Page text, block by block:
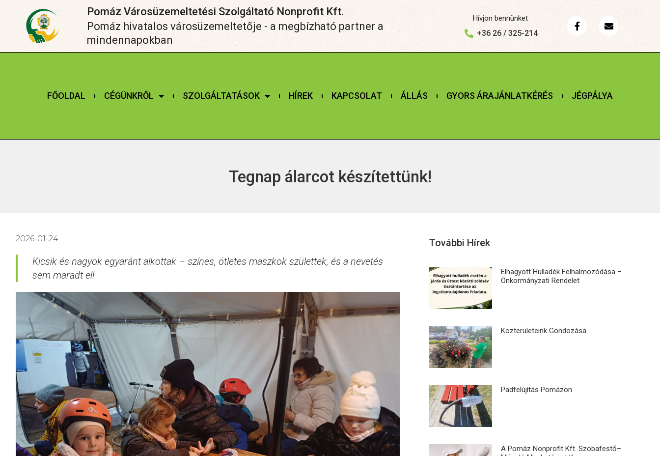
Pomáz Városüzemeltetési Szolgáltató Nonprofit Kft.
Pomáz hivatalos városüzemeltetője - a megbízható partner a
mindennapokban
Hívjon bennünket
+36 26 / 325-214
FŐOLDAL CÉGÜNKRŐL SZOLGÁLTATÁSOK HÍREK KAPCSOLAT ÁLLÁS GYORS ÁRAJÁNLATKÉRÉS JÉGPÁLYA
Tegnap álarcot készítettünk!
2026-01-24
Kicsik és nagyok egyaránt alkottak – színes, ötletes maszkok születtek, és a nevetés
sem maradt el!
További Hírek
Elhagyott Hulladék Felhalmozódása –
Önkormányzati Rendelet
Közterületeink Gondozása
Padfelújítás Pomázon
A Pomáz Nonprofit Kft. Szobafestő–